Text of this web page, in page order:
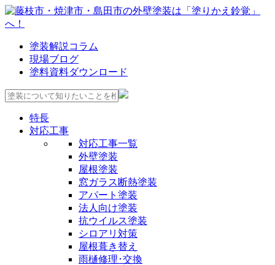
塗装解説コラム
現場ブログ
塗料資料ダウンロード
特長
対応工事
対応工事一覧
外壁塗装
屋根塗装
窓ガラス断熱塗装
アパート塗装
法人向け塗装
抗ウイルス塗装
シロアリ対策
屋根葺き替え
雨樋修理･交換